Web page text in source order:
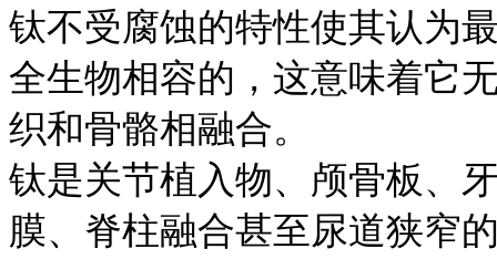
钛不受腐蚀的特性使其认为
全生物相容的，这意味着它
织和骨骼相融合。
钛是关节植入物、颅骨板、
膜、脊柱融合甚至尿道狭窄